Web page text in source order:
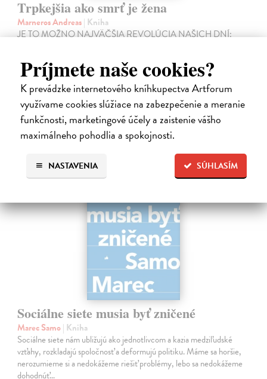
Príjmete naše cookies?
K prevádzke internetového kníhkupectva Artforum
využívame cookies slúžiace na zabezpečenie a meranie
funkčnosti, marketingové účely a zaistenie vášho
maximálneho pohodlia a spokojnosti.
SÚHLASÍM
NASTAVENIA
Trpkejšia ako smrť je žena
Marneros Andreas| Kniha
JE TO MOŽNO NAJVÄČŠIA REVOLÚCIA NAŠICH DNÍ:
spolužitím.
Zasielame do 14 dní
22,05 €
24,50 €
na sklade
Sociálne siete musia byť zničené
Marec Samo| Kniha
Sociálne siete nám ubližujú ako jednotlivcom a kazia medziľudské
vzťahy, rozkladajú spoločnosť a deformujú politiku. Máme sa horšie,
nerozumieme si a nedokážeme riešiť problémy, lebo sa nedokážeme
dohodnúť…